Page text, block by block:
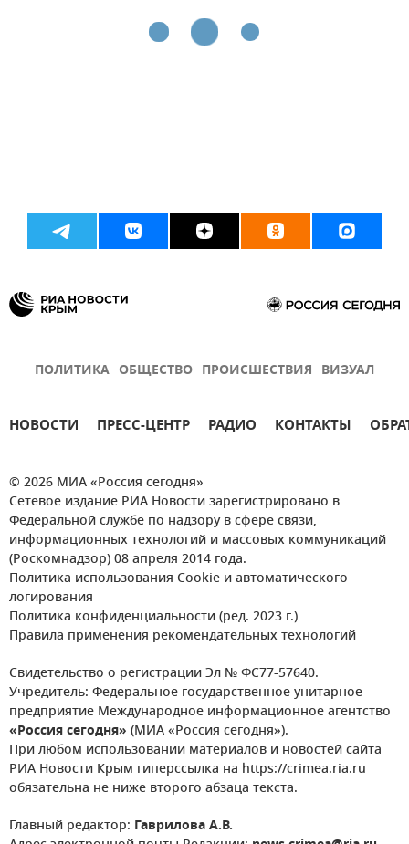
ПОЛИТИКА ОБЩЕСТВО ПРОИСШЕСТВИЯ ВИЗУАЛ
НОВОСТИ ПРЕСС-ЦЕНТР РАДИО КОНТАКТЫ
© 2026 МИА «Россия сегодня»
Сетевое издание РИА Новости зарегистрировано в
Федеральной службе по надзору в сфере связи,
информационных технологий и массовых коммуникаций
(Роскомнадзор) 08 апреля 2014 года.
Политика использования Cookie и автоматического
логирования
Политика конфиденциальности (ред. 2023 г.)
Правила применения рекомендательных технологий
Свидетельство о регистрации Эл № ФС77-57640.
Учредитель: Федеральное государственное унитарное
предприятие Международное информационное агентство
«Россия сегодня» (МИА «Россия сегодня»).
При любом использовании материалов и новостей сайта
РИА Новости Крым гиперссылка на https://crimea.ria.ru
обязательна не ниже второго абзаца текста.
Главный редактор: Гаврилова А.В.